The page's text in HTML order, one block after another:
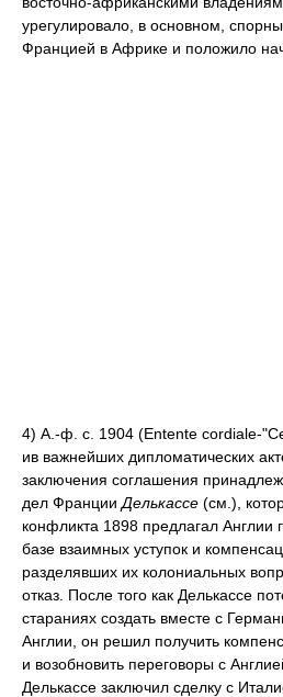
урегулировало, в основном,
Францией в Африке и положило
4) А.-ф. с. 1904 (Entente cordiale-
ив важнейших дипломатических
заключения соглашения
дел Франции Делькассе (см.),
конфликта 1898 предлагал Англии
базе взаимных уступок и
разделявших их колониальных
отказ. После того как Делькассе
стараниях создать вместе с
Англии, он решил получить
и возобновить переговоры с
Делькассе заключил сделку с